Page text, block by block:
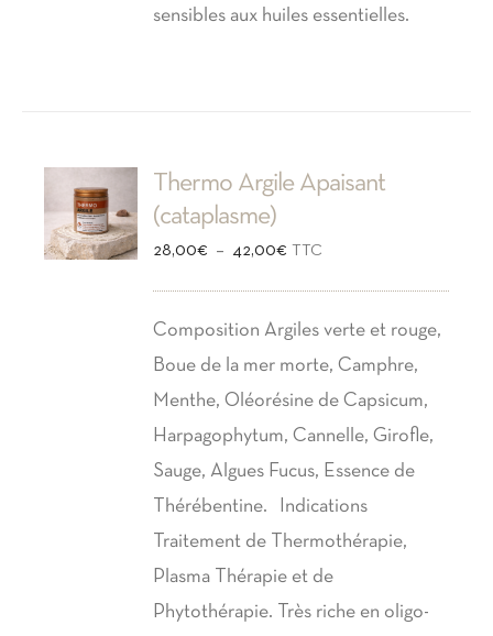
sensibles aux huiles essentielles.
DES
OPTIONS
CE
PRODUIT
Thermo Argile Apaisant
(cataplasme)
28,00€ – 42,00€ Plage
prix :
28,00€
à
42,00€
TTC
Composition Argiles verte et rouge,
Boue de la mer morte, Camphre,
Menthe, Oléorésine de Capsicum,
Harpagophytum, Cannelle, Girofle,
Sauge, Algues Fucus, Essence de
Thérébentine. Indications
Traitement de Thermothérapie,
Plasma Thérapie et de
Phytothérapie. Très riche en oligo-